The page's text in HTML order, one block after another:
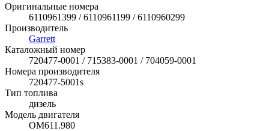
Оригинальные номера
6110961399 / 6110961199 / 6110960299
Производитель
Garrett
Каталожный номер
720477-0001 / 715383-0001 / 704059-0001
Номера производителя
720477-5001s
Тип топлива
дизель
Модель двигателя
OM611.980